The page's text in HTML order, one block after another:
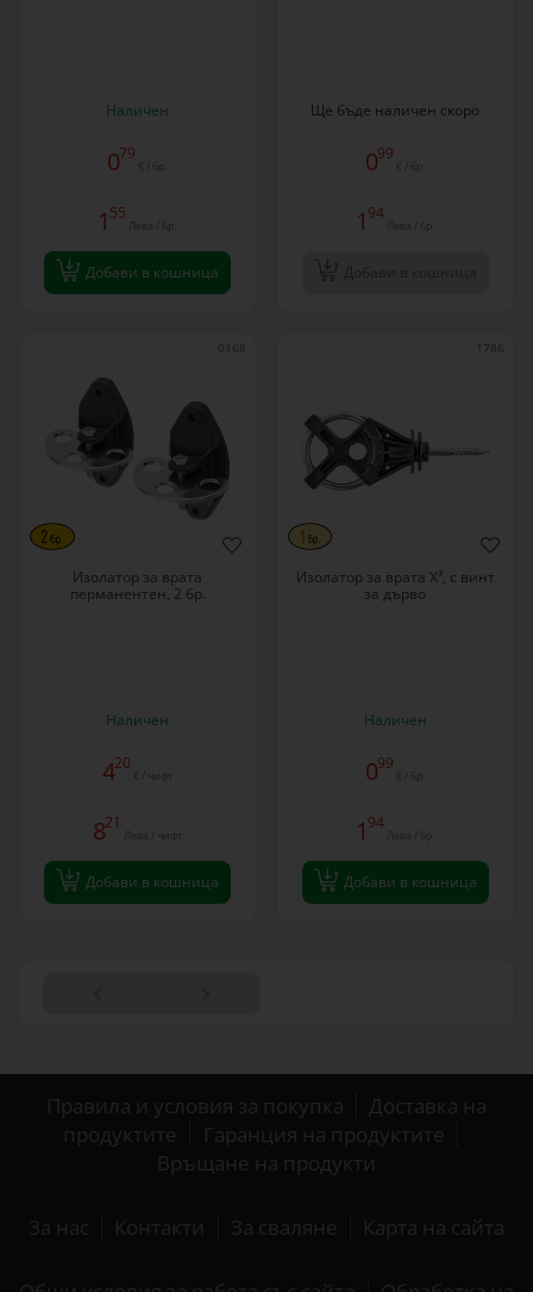
Наличен
079
€ / бр.
155
Лева / бр.
Добави в кошница
Ще бъде наличен скоро
099
€ / бр.
1 94
Лева / бр.
0168
Изолатор за врата
перманентен, 2 бр.
Наличен
420
€ / чифт
821
Лева / чифт
Добави в кошница
1786
Изолатор за врата X³, с винт
за дърво
Наличен
099
€ / бр.
1 94
Лева / бр.
Добави в кошница
Правила и условия за покупка
Доставка на
продуктите
Гаранция на продуктите
Връщане на продукти
За нас Контакти За сваляне Карта на сайта